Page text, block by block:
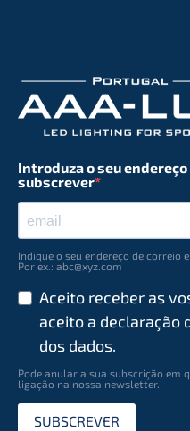
Introduza o seu
subscrever
Indique o seu endereço de correio
Por ex.: abc@xyz.com
Aceito receber as
aceito a declaração
dos dados.
Pode anular a sua subscrição
ligação na nossa newsletter.
SUBSCREVER